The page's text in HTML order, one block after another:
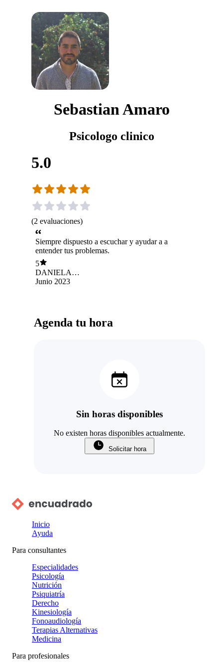
Sebastian Amaro
Psicologo clinico
5.0
(2 evaluaciones)
Siempre dispuesto a escuchar y ayudar a a
entender tus problemas.
5
DANIELA
ALMENDRA
Junio 2023
Agenda tu hora
Sin horas disponibles
No existen horas disponibles actualmente.
Solicitar hora
Inicio
Ayuda
Para consultantes
Especialidades
Psicología
Nutrición
Psiquiatría
Derecho
Kinesiología
Fonoaudiología
Terapias Alternativas
Medicina
Para profesionales